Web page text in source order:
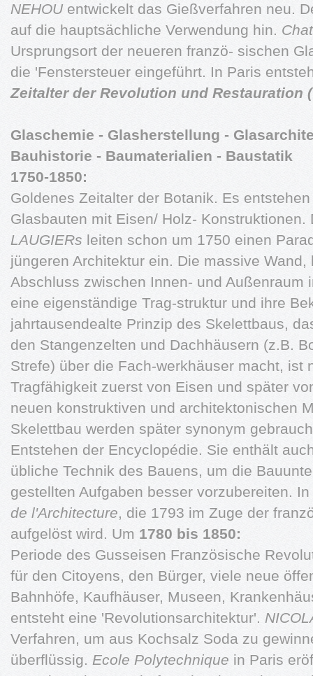
NEHOU entwickelt das Gießverfahren neu.
auf die hauptsächliche Verwendung hin.
Ursprungsort der neueren franzö- sischen
die 'Fenstersteuer eingeführt. In Paris
Zeitalter der Revolution und Restauration
Glaschemie - Glasherstellung -
Bauhistorie - Baumaterialien - Baustatik
1750-1850:
Goldenes Zeitalter der Botanik. Es
Glasbauten mit Eisen/ Holz-
LAUGIERs leiten schon um 1750 einen
jüngeren Architektur ein. Die massive
Abschluss zwischen Innen- und Außenraum
eine eigenständige Trag-struktur und ihre
jahrtausendealte Prinzip des Skelettbaus,
den Stangenzelten und Dachhäusern (z.B.
Strefe) über die Fach-werkhäuser macht, ist
Tragfähigkeit zuerst von Eisen und später
neuen konstruktiven und architektonischen
Skelettbau werden später synonym
Entstehen der Encyclopédie. Sie enthält
übliche Technik des Bauens, um die
gestellten Aufgaben besser vorzubereiten.
de l'Architecture, die 1793 im Zuge der
aufgelöst wird. Um 1780 bis 1850:
Periode des Gusseisen Französische
für den Citoyens, den Bürger, viele neue
Bahnhöfe, Kaufhäuser, Museen,
entsteht eine 'Revolutionsarchitektur'.
Verfahren, um aus Kochsalz Soda zu
überflüssig. Ecole Polytechnique in Paris